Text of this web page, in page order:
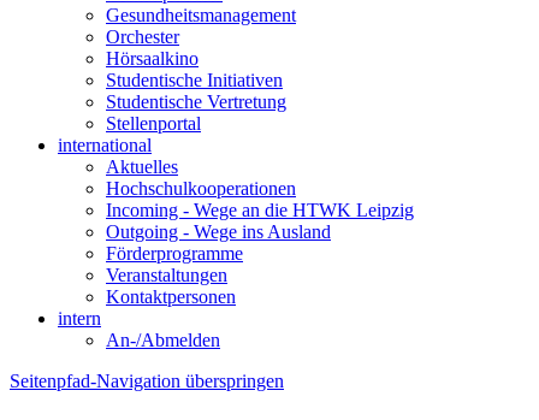
Gesundheitsmanagement
Orchester
Hörsaalkino
Studentische Initiativen
Studentische Vertretung
Stellenportal
international
Aktuelles
Hochschulkooperationen
Incoming - Wege an die HTWK Leipzig
Outgoing - Wege ins Ausland
Förderprogramme
Veranstaltungen
Kontaktpersonen
intern
An-/Abmelden
Seitenpfad-Navigation überspringen